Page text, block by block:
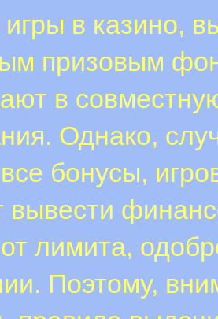
в казино,
призовым
в
Однако,
бонусы,
вывести
лимита,
Поэтому,